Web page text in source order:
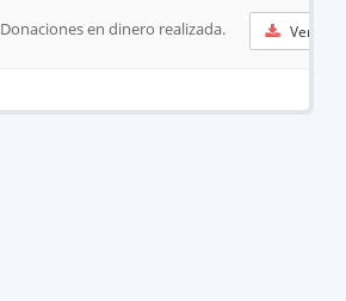
Donaciones en dinero realizada. Ver